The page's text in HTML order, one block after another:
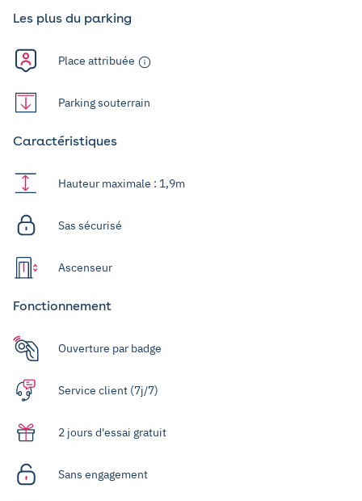
Les plus du parking
Place attribuée
Parking souterrain
Caractéristiques
Hauteur maximale : 1,9m
Sas sécurisé
Ascenseur
Fonctionnement
Ouverture par badge
Service client (7j/7)
2 jours d'essai gratuit
Sans engagement